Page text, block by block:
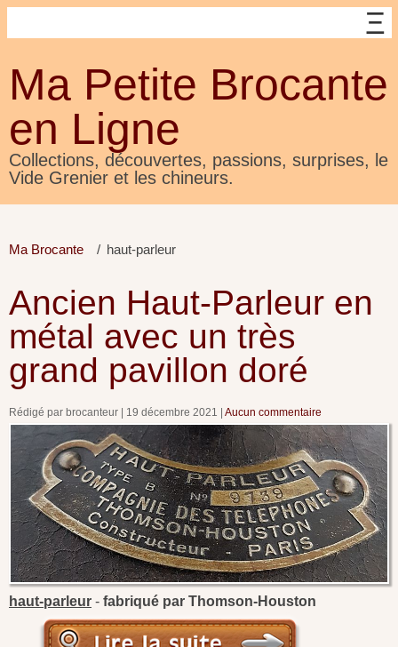
Ma Petite Brocante
en Ligne
Collections, découvertes, passions, surprises, le
Vide Grenier et les chineurs.
Ma Brocante haut-parleur
Ancien Haut-Parleur en
métal avec un très
grand pavillon doré
Rédigé par brocanteur 19 décembre 2021 Aucun commentaire
haut-parleur - fabriqué par Thomson-Houston